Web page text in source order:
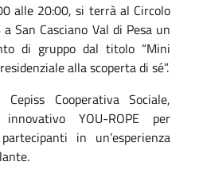
alle 20:00, si terrà al Circolo
San Casciano Val di Pesa un
di gruppo dal titolo “Mini
alla scoperta di sé”.
Cooperativa Sociale,
YOU-ROPE per
in un’esperienza